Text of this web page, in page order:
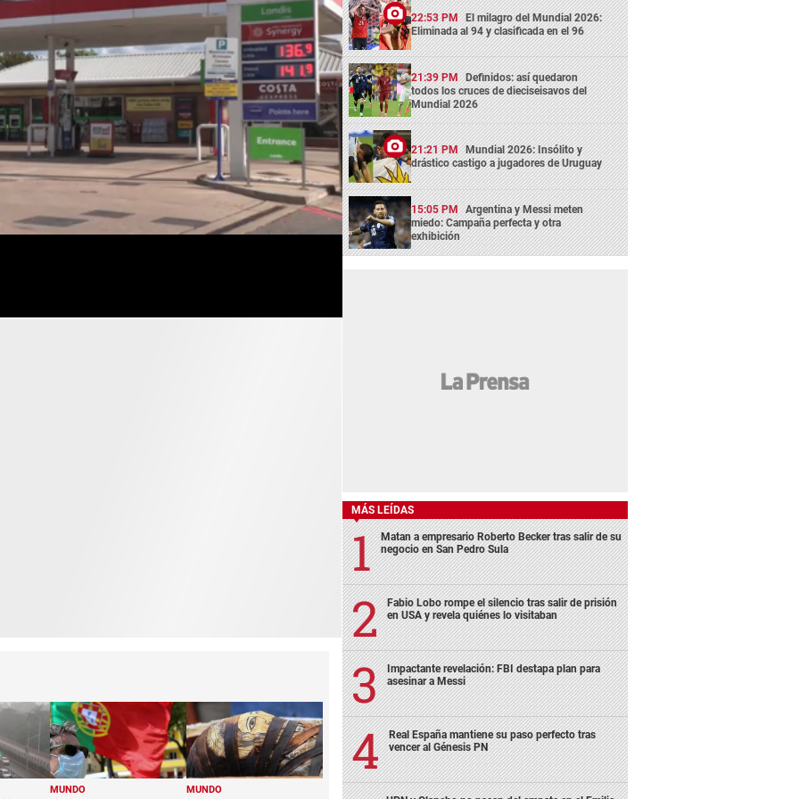
MUNDO MUNDO
22:53 PM El milagro del Mundial 2026:
Eliminada al 94 y clasificada en el 96
21:39 PM Definidos: así quedaron
todos los cruces de dieciseisavos del
Mundial 2026
21:21 PM Mundial 2026: Insólito y
drástico castigo a jugadores de Uruguay
15:05 PM Argentina y Messi meten
miedo: Campaña perfecta y otra
exhibición
MÁS LEÍDAS
Matan a empresario Roberto Becker tras salir de su
negocio en San Pedro Sula
Fabio Lobo rompe el silencio tras salir de prisión
en USA y revela quiénes lo visitaban
Impactante revelación: FBI destapa plan para
asesinar a Messi
Real España mantiene su paso perfecto tras
vencer al Génesis PN